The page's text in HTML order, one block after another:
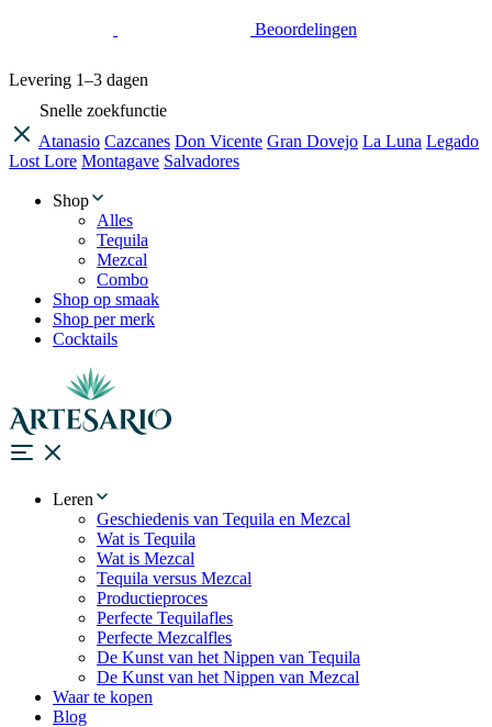
Beoordelingen
Levering 1–3 dagen
Snelle zoekfunctie
Atanasio Cazcanes Don Vicente Gran Dovejo La Luna Legado
Lost Lore Montagave Salvadores
Shop
Alles
Tequila
Mezcal
Combo
Shop op smaak
Shop per merk
Cocktails
Leren
Geschiedenis van Tequila en Mezcal
Wat is Tequila
Wat is Mezcal
Tequila versus Mezcal
Productieproces
Perfecte Tequilafles
Perfecte Mezcalfles
De Kunst van het Nippen van Tequila
De Kunst van het Nippen van Mezcal
Waar te kopen
Blog